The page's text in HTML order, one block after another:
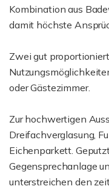
Kombination aus
damit höchste
Zwei gut
oder Gästezimmer.
Zur hochwertigen
Dreifachverglasung,
Eichenparkett.
Gegensprechanlage
unterstreichen den